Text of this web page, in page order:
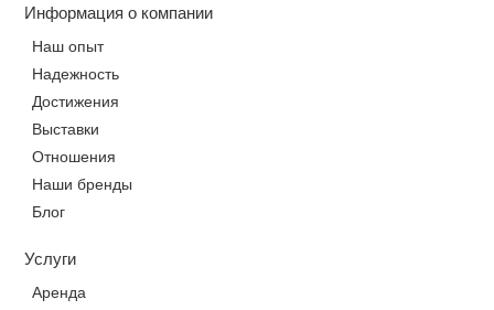
Информация о компании
Наш опыт
Надежность
Достижения
Выставки
Отношения
Наши бренды
Блог
Услуги
Аренда